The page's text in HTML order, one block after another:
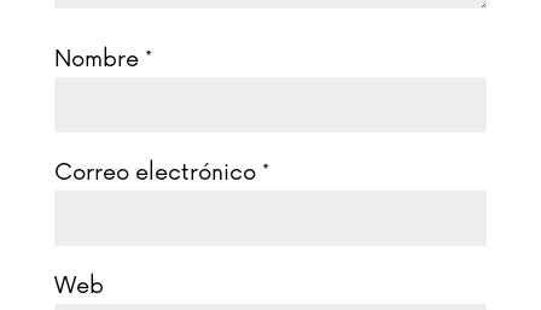
Nombre *
Correo electrónico *
Web